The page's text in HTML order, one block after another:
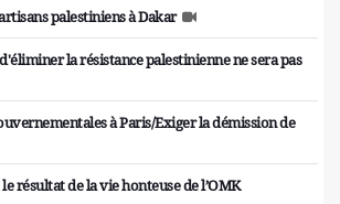
palestiniens à Dakar
la résistance palestinienne ne sera pas
à Paris/Exiger la démission de
résultat de la vie honteuse de l’OMK